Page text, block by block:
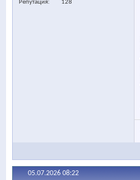
Репутация
128
05.07.2026 08:22